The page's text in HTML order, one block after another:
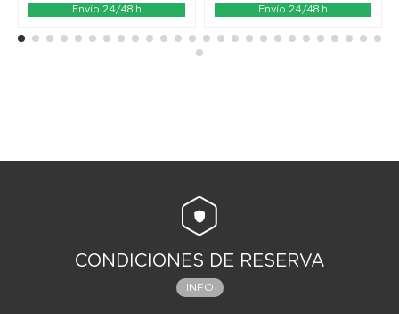
Envío 24/48 h Envío 24/48 h
CONDICIONES DE RESERVA
INFO